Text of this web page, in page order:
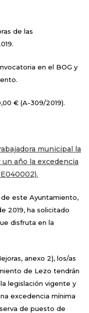
de las
en el BOG y
€ (A-309/2019).
municipal la
año la excedencia
de este Ayuntamiento,
2019, ha solicitado
disfruta en la
anexo 2), los/as
de Lezo tendrán
legislación vigente y
excedencia mínima
de puesto de